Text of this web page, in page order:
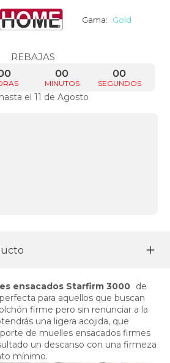
Gama: Gold
REBAJAS
MINUTOS
00
SEGUNDOS
00
el 11 de Agosto
ensacados Starfirm 3000 de
para aquellos que buscan
firme pero sin renunciar a la
una ligera acojida, que
de muelles ensacados firmes
un descanso con una firmeza
mínimo.